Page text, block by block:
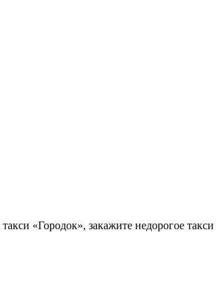
такси «Городок», закажите недорогое